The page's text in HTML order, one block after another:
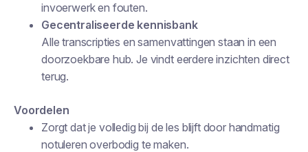
invoerwerk en fouten.
Gecentraliseerde kennisbank
Alle transcripties en samenvattingen staan in een
doorzoekbare hub. Je vindt eerdere inzichten direct
terug.
Voordelen
Zorgt dat je volledig bij de les blijft door handmatig
notuleren overbodig te maken.